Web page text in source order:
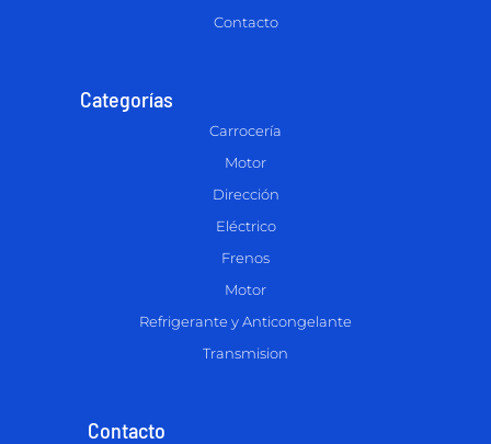
Contacto
Categorías
Carrocería
Motor
Dirección
Eléctrico
Frenos
Motor
Refrigerante y Anticongelante
Transmision
Contacto